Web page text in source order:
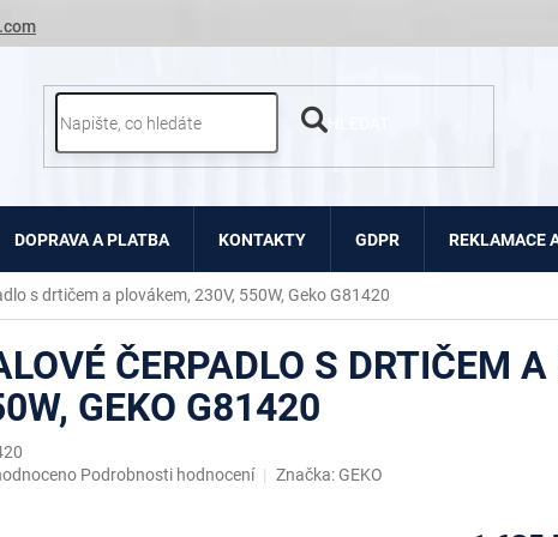
DOPRAVA A PLATBA KONTAKTY GDPR REKLAMACE
s drtičem a plovákem, 230V, 550W, Geko G81420
ČERPADLO S DRTIČEM
GEKO G81420
Podrobnosti hodnocení Značka: GEKO